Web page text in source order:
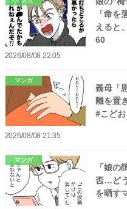
「命を
えると
60
2026/08/08 22:05
マンガ
義母「
離を置
#こど
2026/08/08 21:35
マンガ
「娘の
否…ど
を晒す